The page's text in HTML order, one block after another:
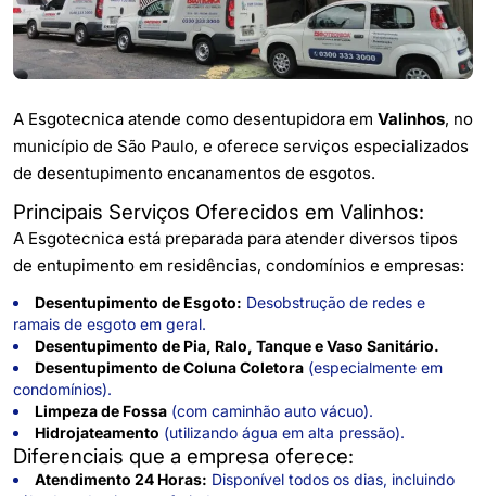
A Esgotecnica atende como desentupidora em Valinhos, no
município de São Paulo, e oferece serviços especializados
de desentupimento encanamentos de esgotos.
Principais Serviços Oferecidos em Valinhos:
A Esgotecnica está preparada para atender diversos tipos
de entupimento em residências, condomínios e empresas:
Desentupimento de Esgoto: Desobstrução de redes e
ramais de esgoto em geral.
Desentupimento de Pia, Ralo, Tanque e Vaso Sanitário.
Desentupimento de Coluna Coletora (especialmente em
condomínios).
Limpeza de Fossa (com caminhão auto vácuo).
Hidrojateamento (utilizando água em alta pressão).
Diferenciais que a empresa oferece:
Atendimento 24 Horas: Disponível todos os dias, incluindo